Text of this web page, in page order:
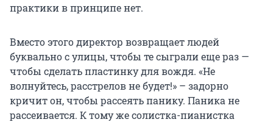
практики в принципе нет.
Вместо этого директор возвращает людей
буквально с улицы, чтобы те сыграли еще раз —
чтобы сделать пластинку для вождя. «Не
волнуйтесь, расстрелов не будет!» – задорно
кричит он, чтобы рассеять панику. Паника не
рассеивается. К тому же солистка-пианистка